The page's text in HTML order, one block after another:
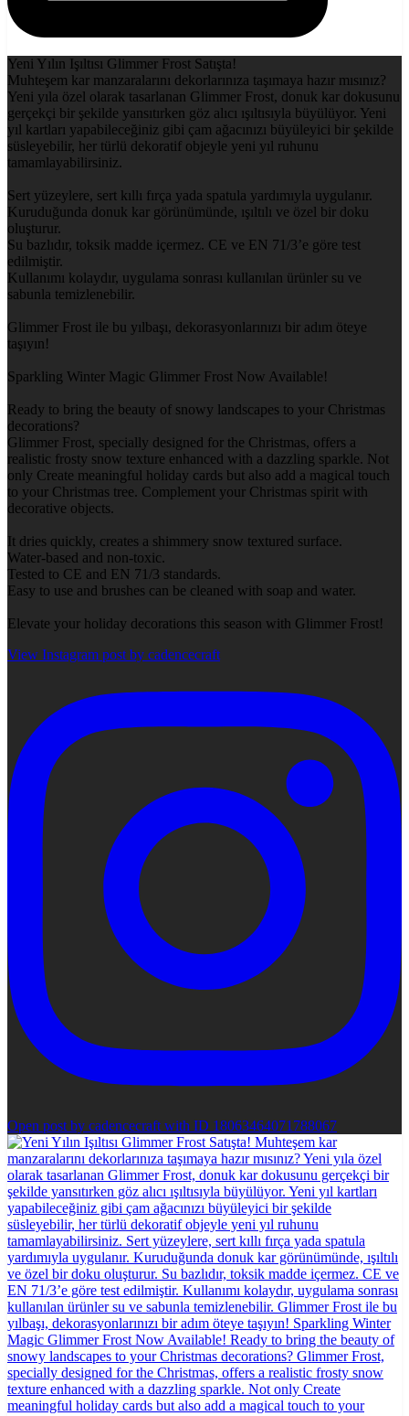
Yeni Yılın Işıltısı Glimmer Frost Satışta!
Muhteşem kar manzaralarını dekorlarınıza taşımaya hazır mısınız?
Yeni yıla özel olarak tasarlanan Glimmer Frost, donuk kar dokusunu
gerçekçi bir şekilde yansıtırken göz alıcı ışıltısıyla büyülüyor. Yeni
yıl kartları yapabileceğiniz gibi çam ağacınızı büyüleyici bir şekilde
süsleyebilir, her türlü dekoratif objeyle yeni yıl ruhunu
tamamlayabilirsiniz.
Sert yüzeylere, sert kıllı fırça yada spatula yardımıyla uygulanır.
Kuruduğunda donuk kar görünümünde, ışıltılı ve özel bir doku
oluşturur.
Su bazlıdır, toksik madde içermez. CE ve EN 71/3’e göre test
edilmiştir.
Kullanımı kolaydır, uygulama sonrası kullanılan ürünler su ve
sabunla temizlenebilir.
Glimmer Frost ile bu yılbaşı, dekorasyonlarınızı bir adım öteye
taşıyın!
Sparkling Winter Magic Glimmer Frost Now Available!
Ready to bring the beauty of snowy landscapes to your Christmas
decorations?
Glimmer Frost, specially designed for the Christmas, offers a
realistic frosty snow texture enhanced with a dazzling sparkle. Not
only Create meaningful holiday cards but also add a magical touch
to your Christmas tree. Complement your Christmas spirit with
decorative objects.
It dries quickly, creates a shimmery snow textured surface.
Water-based and non-toxic.
Tested to CE and EN 71/3 standards.
Easy to use and brushes can be cleaned with soap and water.
Elevate your holiday decorations this season with Glimmer Frost!
View Instagram post by cadencecraft
Open post by cadencecraft with ID 18063464071788067